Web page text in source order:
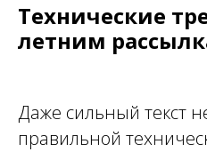
Технические
летним
Даже сильный текст
правильной